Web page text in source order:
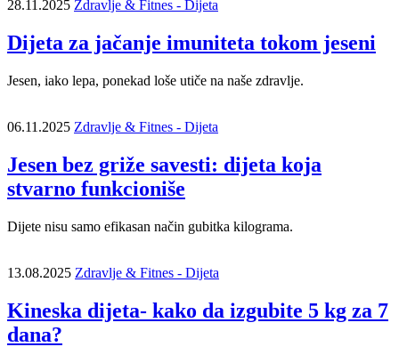
28.11.2025 Zdravlje & Fitnes - Dijeta
Dijeta za jačanje imuniteta tokom jeseni
Jesen, iako lepa, ponekad loše utiče na naše zdravlje.
06.11.2025 Zdravlje & Fitnes - Dijeta
Jesen bez griže savesti: dijeta koja
stvarno funkcioniše
Dijete nisu samo efikasan način gubitka kilograma.
13.08.2025 Zdravlje & Fitnes - Dijeta
Kineska dijeta- kako da izgubite 5 kg za 7
dana?